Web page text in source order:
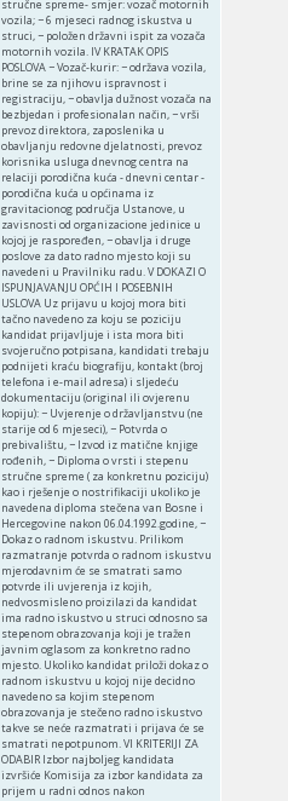
stručne spreme- smjer: vozač motornih
vozila; − 6 mjeseci radnog iskustva u
struci, − položen državni ispit za vozača
motornih vozila. IV KRATAK OPIS
POSLOVA − Vozač-kurir: − održava vozila,
brine se za njihovu ispravnost i
registraciju, − obavlja dužnost vozača na
bezbjedan i profesionalan način, − vrši
prevoz direktora, zaposlenika u
obavljanju redovne djelatnosti, prevoz
korisnika usluga dnevnog centra na
relaciji porodična kuća - dnevni centar -
porodična kuća u općinama iz
gravitacionog područja Ustanove, u
zavisnosti od organizacione jedinice u
kojoj je raspoređen, − obavlja i druge
poslove za dato radno mjesto koji su
navedeni u Pravilniku radu. V DOKAZI O
ISPUNJAVANJU OPĆIH I POSEBNIH
USLOVA Uz prijavu u kojoj mora biti
tačno navedeno za koju se poziciju
kandidat prijavljuje i ista mora biti
svojeručno potpisana, kandidati trebaju
podnijeti kraću biografiju, kontakt (broj
telefona i e-mail adresa) i sljedeću
dokumentaciju (original ili ovjerenu
kopiju): − Uvjerenje o državljanstvu (ne
starije od 6 mjeseci), − Potvrda o
prebivalištu, − Izvod iz matične knjige
rođenih, − Diploma o vrsti i stepenu
stručne spreme ( za konkretnu poziciju)
kao i rješenje o nostrifikaciji ukoliko je
navedena diploma stečena van Bosne i
Hercegovine nakon 06.04.1992.godine, −
Dokaz o radnom iskustvu. Prilikom
razmatranje potvrda o radnom iskustvu
mjerodavnim će se smatrati samo
potvrde ili uvjerenja iz kojih,
nedvosmisleno proizilazi da kandidat
ima radno iskustvo u struci odnosno sa
stepenom obrazovanja koji je tražen
javnim oglasom za konkretno radno
mjesto. Ukoliko kandidat priloži dokaz o
radnom iskustvu u kojoj nije decidno
navedeno sa kojim stepenom
obrazovanja je stečeno radno iskustvo
takve se neće razmatrati i prijava će se
smatrati nepotpunom. VI KRITERIJI ZA
ODABIR Izbor najboljeg kandidata
izvršiće Komisija za izbor kandidata za
prijem u radni odnos nakon